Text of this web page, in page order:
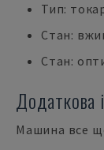
Тип:
Стан:
Стан:
Додаткова
Машина все